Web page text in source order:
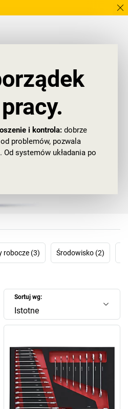
i kontrola: dobrze
problemów, pozwala
systemów układania po
nasze sprawdzone w
płynną i wydajną
i porządku.
robocze (3) Środowisko (2)
Sortuj wg:
Istotne